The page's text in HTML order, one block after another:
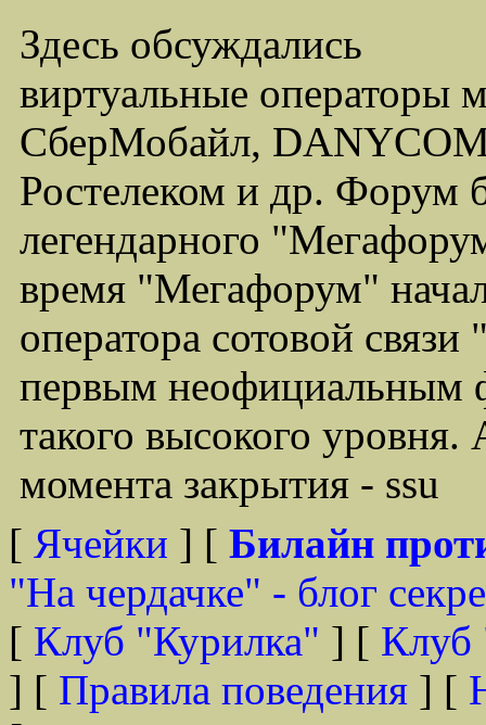
Здесь обсуждались
виртуальные операторы
СберМобайл,
Ростелеком и др. Форум
легендарного
время "Мегафорум"
оператора сотовой
первым неофициальным
такого высокого
момента закрытия - ssu
[ Ячейки ] [ Билайн
"На чердачке" - блог
[ Клуб "Курилка" ] [ Клуб
] [ Правила поведения ] [